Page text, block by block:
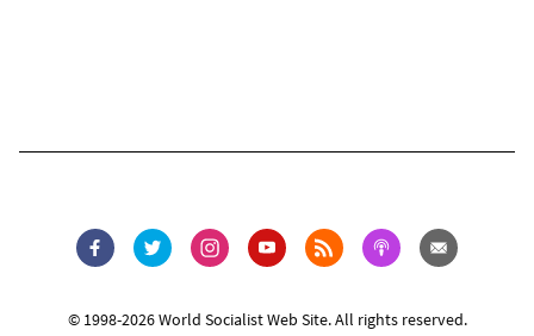
© 1998-2026 World Socialist Web Site. All rights reserved.